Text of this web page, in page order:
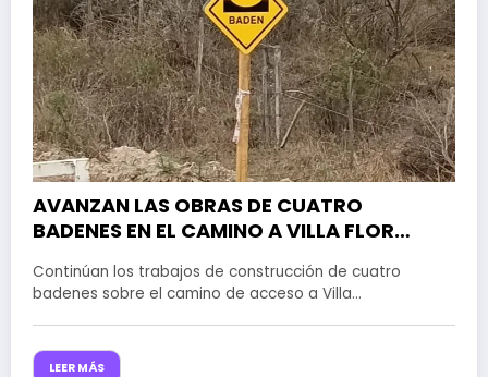
AVANZAN LAS OBRAS DE CUATRO
BADENES EN EL CAMINO A VILLA FLOR
AGUA
Continúan los trabajos de construcción de cuatro
badenes sobre el camino de acceso a Villa…
LEER MÁS